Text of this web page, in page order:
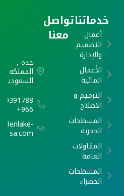
خدماتنا
أعمال
التصميم
والإدارة
الأعمال
المائية
الترميم و
الاصلاح
المسطحات
الحجرية
المقاولات
العامة
المسطحات
الخضراء
تواصل
معنا
جده ,
المملكه
السعودية
966+
sa.com